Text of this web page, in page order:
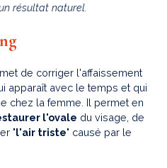
résultat naturel.
de corriger l'affaissement
apparaît avec le temps et qui
chez la femme. Il permet en
l'ovale du visage, de
"l'air triste" causé par le